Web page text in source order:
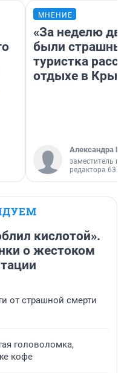
МНЕНИЕ
«За неделю
были
туристка
отдыхе в
Александра
заместитель
редактора 63.RU
кислотой».
о жестоком
от страшной смерти
головоломка,
кофе